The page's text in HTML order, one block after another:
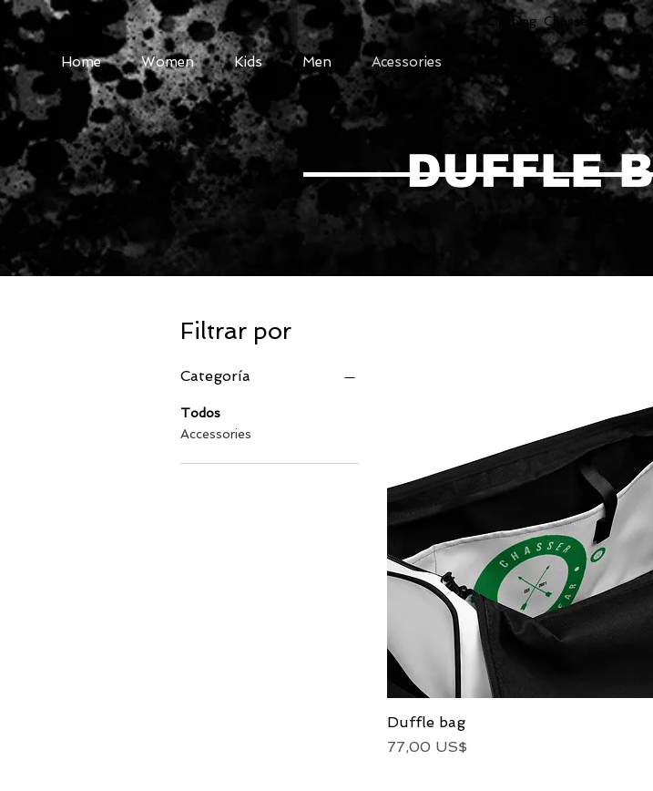
Clothing Chasser
Home Women Kids Men Acessories
DUFFLE
Filtrar por
Categoría
Todos
Accessories
Duffle bag
Precio
77,00 US$